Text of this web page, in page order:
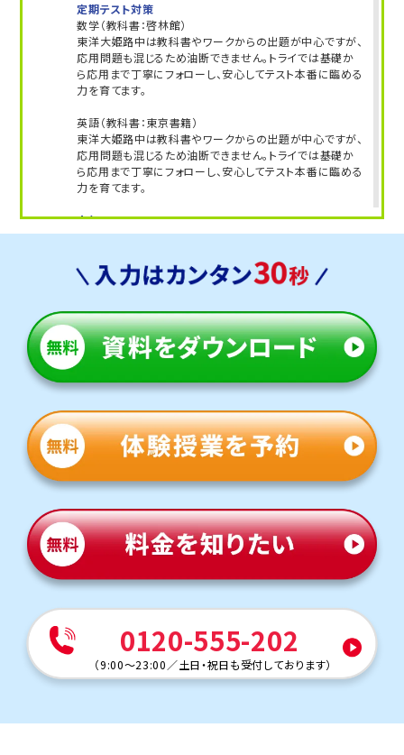
定期テスト対策
数学（教科書：啓林館）
東洋大姫路中は教科書やワークからの出題が中心ですが、
応用問題も混じるため油断できません。トライでは基礎か
ら応用まで丁寧にフォローし、安心してテスト本番に臨める
力を育てます。
英語（教科書：東京書籍）
東洋大姫路中は教科書やワークからの出題が中心ですが、
応用問題も混じるため油断できません。トライでは基礎か
ら応用まで丁寧にフォローし、安心してテスト本番に臨める
力を育てます。
人気のコース
・定期テスト・内申点対策コース
白鷺中学校
トライは学校から徒歩13分の立地にあるため、学校や部活
が終わってからも通塾しやすいです。
定期テスト対策
白鷺中では基礎的な計算問題は学校で扱った問題やその
類題がほとんどですが、一部応用問題も出題されます。時
間配分が高得点のポイントになるため、テスト前には、一
人ひとりの学力・性格に合わせた、時間配分をアドバイスし
ます。
英語（教科書：東京書籍）
白鷺中では基礎的な計算問題は学校で扱った問題やその
類題がほとんどですが、一部応用問題も出題されます。時
間配分が高得点のポイントになるため、テスト前には、一
人ひとりの学力・性格に合わせた、時間配分をアドバイスし
・公立入試対策コース
賢明女子学院中学校
の両立にも安心です。
0120-555-202
（9:00～23:00 ／土日・祝日も受付しております）